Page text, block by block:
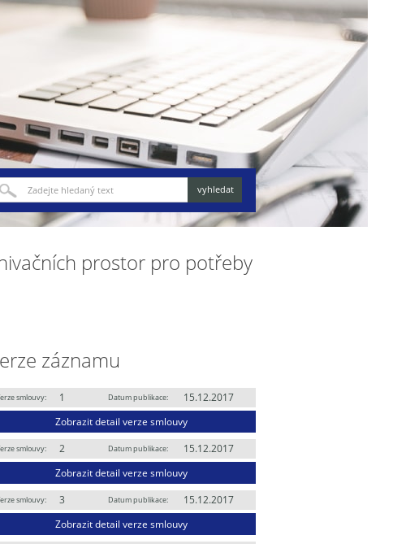
prostor pro potřeby
záznamu
smlouvy: 1 Datum publikace:
15.12.2017
Zobrazit detail verze smlouvy
smlouvy: 2 Datum publikace:
15.12.2017
Zobrazit detail verze smlouvy
smlouvy: 3 Datum publikace:
15.12.2017
Zobrazit detail verze smlouvy